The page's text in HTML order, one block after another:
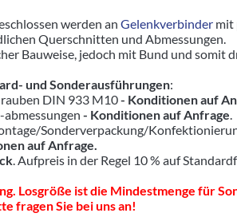
werden an Gelenkverbinder mit
Querschnitten und Abmessungen.
Bauweise, jedoch mit Bund und somit
und Sonderausführungen:
DIN 933 M10- Konditionen auf
- Konditionen auf Anfrage.
Sonderverpackung/
auf Anfrage.
. Aufpreis in der Regel 10 % auf
Losgröße ist die Mindestmenge für
fragen Sie bei uns an!